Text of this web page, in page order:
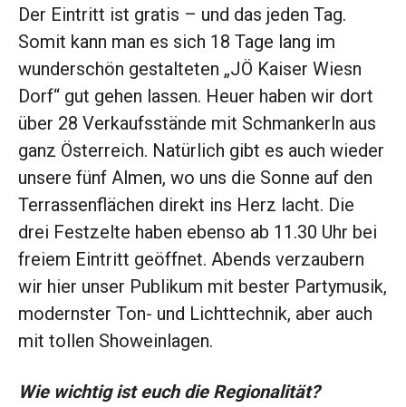
Der Eintritt ist gratis – und das jeden Tag.
Somit kann man es sich 18 Tage lang im
wunderschön gestalteten „JÖ Kaiser Wiesn
Dorf“ gut gehen lassen. Heuer haben wir dort
über 28 Verkaufsstände mit Schmankerln aus
ganz Österreich. Natürlich gibt es auch wieder
unsere fünf Almen, wo uns die Sonne auf den
Terrassenflächen direkt ins Herz lacht. Die
drei Festzelte haben ebenso ab 11.30 Uhr bei
freiem Eintritt geöffnet. Abends verzaubern
wir hier unser Publikum mit bester Partymusik,
modernster Ton- und Lichttechnik, aber auch
mit tollen Showeinlagen.
Wie wichtig ist euch die Regionalität?